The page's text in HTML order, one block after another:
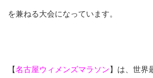
を兼ねる大会になっています。
【名古屋ウィメンズマラソン 】は、世界